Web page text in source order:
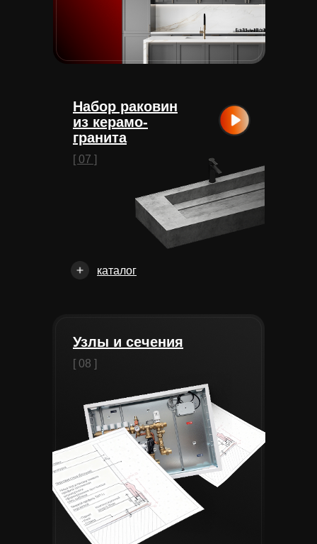
[ 08 ]
Узлы и сечения
каталог
[ 07 ]
Набор раковин
из керамо-
гранита